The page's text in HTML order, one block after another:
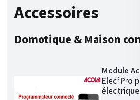
Accessoires
Domotique & Maison
Module
Elec’Pro
électrique